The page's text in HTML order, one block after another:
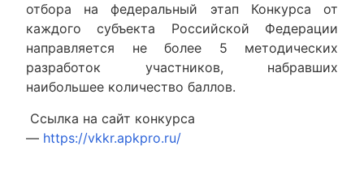
отбора на федеральный этап Конкурса от
каждого субъекта Российской Федерации
направляется не более 5 методических
разработок участников, набравших
наибольшее количество баллов.
Ссылка на сайт конкурса
— https://vkkr.apkpro.ru/